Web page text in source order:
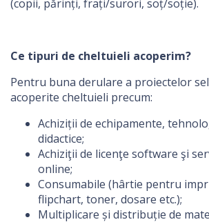
(copii, părinți, frați/surori, soț/soție).
Ce tipuri de cheltuieli acoperim?
Pentru buna derulare a proiectelor
acoperite cheltuieli precum:
Achiziții de echipamente,
didactice;
Achiziţii de licenţe software şi
online;
Consumabile (hârtie pentru
flipchart, toner, dosare etc.);
Multiplicare și distribuție de